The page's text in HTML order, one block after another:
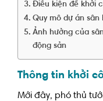
Điều kiện để khởi
Quy mô dự án sân
Ảnh hưởng của
động sản
Thông tin khởi
Mới đây, phó thủ